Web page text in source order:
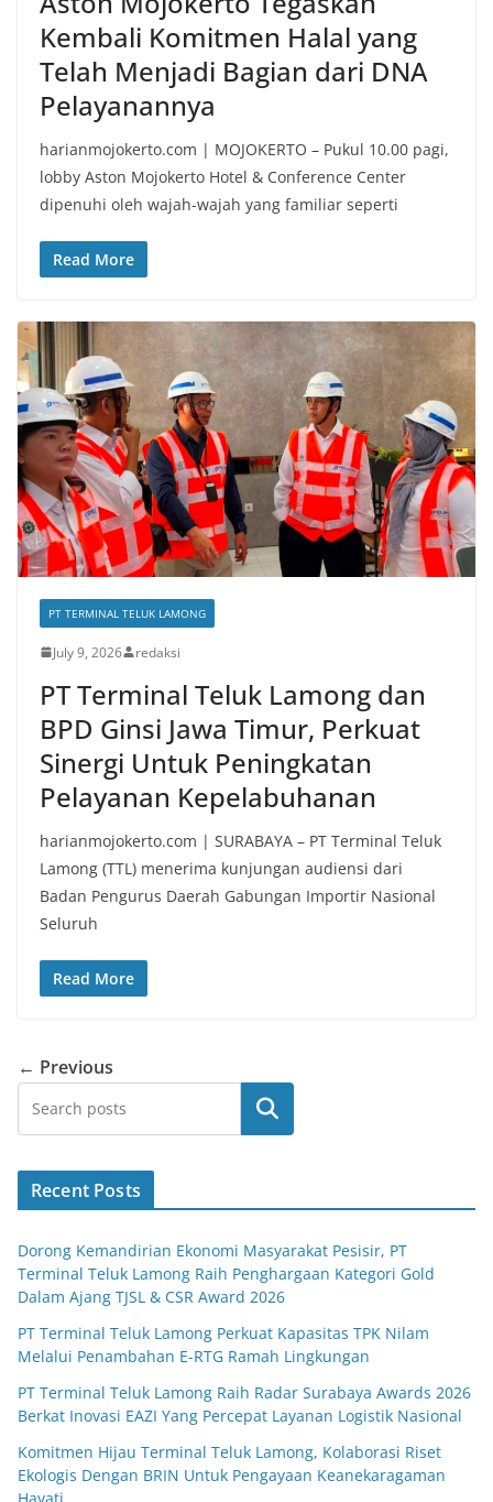
Kembali Komitmen Halal yang
Telah Menjadi Bagian dari DNA
Pelayanannya
harianmojokerto.com | MOJOKERTO – Pukul 10.00 pagi,
lobby Aston Mojokerto Hotel & Conference Center
dipenuhi oleh wajah-wajah yang familiar seperti
Read More
PT TERMINAL TELUK LAMONG
July 9, 2026 redaksi
PT Terminal Teluk Lamong dan
BPD Ginsi Jawa Timur, Perkuat
Sinergi Untuk Peningkatan
Pelayanan Kepelabuhanan
harianmojokerto.com | SURABAYA – PT Terminal Teluk
Lamong (TTL) menerima kunjungan audiensi dari
Badan Pengurus Daerah Gabungan Importir Nasional
Seluruh
Read More
← Previous
Search
Recent Posts
Dorong Kemandirian Ekonomi Masyarakat Pesisir, PT
Terminal Teluk Lamong Raih Penghargaan Kategori Gold
Dalam Ajang TJSL & CSR Award 2026
PT Terminal Teluk Lamong Perkuat Kapasitas TPK Nilam
Melalui Penambahan E-RTG Ramah Lingkungan
PT Terminal Teluk Lamong Raih Radar Surabaya Awards 2026
Berkat Inovasi EAZI Yang Percepat Layanan Logistik Nasional
Komitmen Hijau Terminal Teluk Lamong, Kolaborasi Riset
Ekologis Dengan BRIN Untuk Pengayaan Keanekaragaman
Hayati